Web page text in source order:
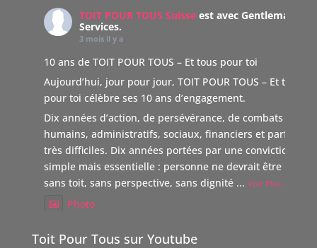
TOIT POUR TOUS Suisse est avec Gentleman
Services.
3 mois il y a
10 ans de TOIT POUR TOUS – Et tous pour toi
Aujourd’hui, jour pour jour, TOIT POUR TOUS – Et tous
pour toi célèbre ses 10 ans d’engagement.
Dix années d’action, de persévérance, de combats
humains, administratifs, sociaux, financiers et parfois
très difficiles. Dix années portées par une conviction
simple mais essentielle : personne ne devrait être laissé
sans toit, sans perspective, sans dignité ... Voir Plus
Photo
Toit Pour Tous sur Youtube